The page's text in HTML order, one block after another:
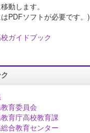
動します。
はPDFソフトが必要です。)
ガイドブック
育委員会
育庁高校教育課
合教育センター